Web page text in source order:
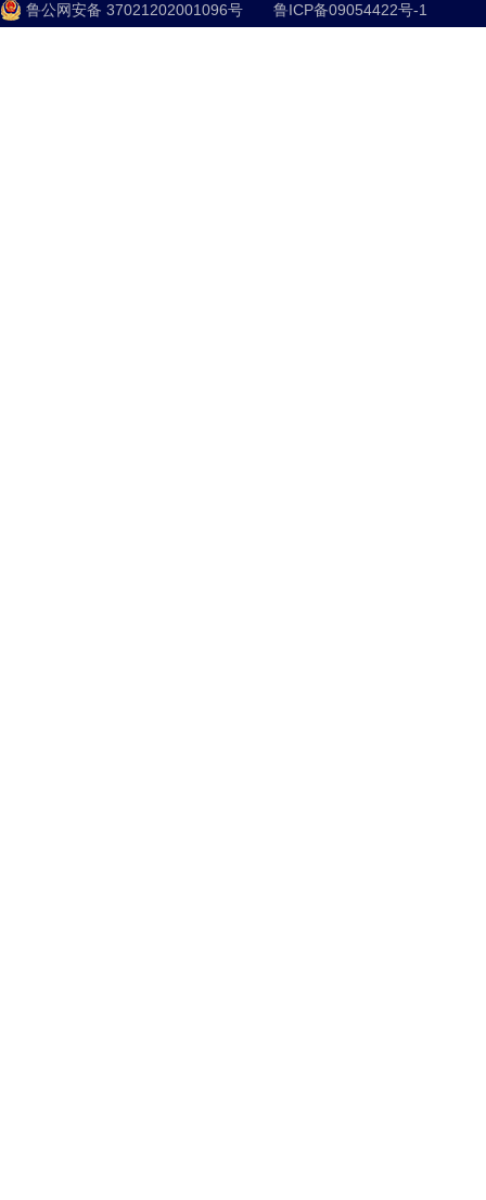
鲁公网安备 37021202001096号
鲁ICP备09054422号-1